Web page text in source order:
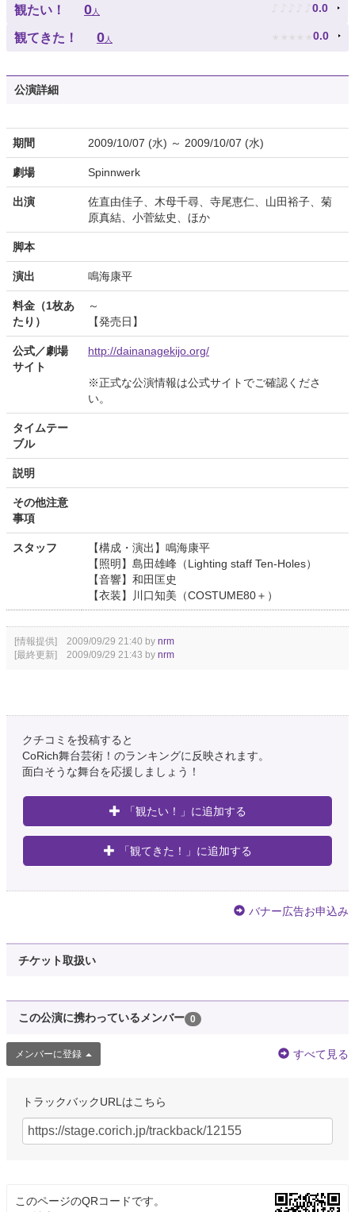
観たい！ 0人 ♪ ♪ ♪ ♪ ♪ 0.0
観てきた！ 0人 ★ ★ ★ ★ ★ 0.0
公演詳細
期間 2009/10/07 (水) ～ 2009/10/07 (水)
劇場 Spinnwerk
出演
佐直由佳子、木母千尋、寺尾恵仁、山田裕子、菊
原真結、小菅紘史、ほか
脚本
演出 鳴海康平
料金（1枚あ
たり）
～
【発売日】
公式／劇場
サイト
http://dainanagekijo.org/
※正式な公演情報は公式サイトでご確認くださ
い。
タイムテー
ブル
説明
その他注意
事項
スタッフ
【構成・演出】鳴海康平
【照明】島田雄峰（Lighting staff Ten-Holes）
【音響】和田匡史
【衣装】川口知美（COSTUME80＋）
[情報提供] 2009/09/29 21:40 by nrm
[最終更新] 2009/09/29 21:43 by nrm
クチコミを投稿すると
CoRich舞台芸術！のランキングに反映されます。
面白そうな舞台を応援しましょう！
「観たい！」に追加する
「観てきた！」に追加する
バナー広告お申込み
チケット取扱い
この公演に携わっているメンバー 0
メンバーに登録 すべて見る
トラックバックURLはこちら
このページのQRコードです。